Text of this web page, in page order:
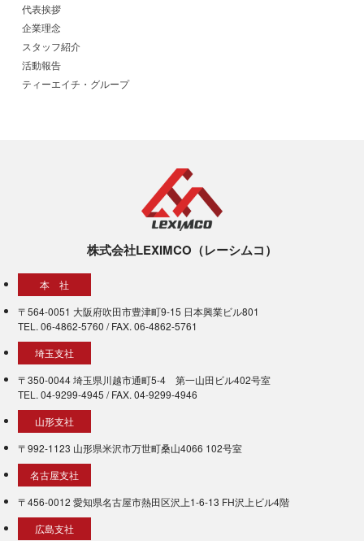
代表挨拶
企業理念
スタッフ紹介
活動報告
ティーエイチ・グループ
株式会社LEXIMCO（レーシムコ）
本 社
〒564-0051 大阪府吹田市豊津町9-15 日本興業ビル801
TEL. 06-4862-5760 / FAX. 06-4862-5761
埼玉支社
〒350-0044 埼玉県川越市通町5-4 第一山田ビル402号室
TEL. 04-9299-4945 / FAX. 04-9299-4946
山形支社
〒992-1123 山形県米沢市万世町桑山4066 102号室
名古屋支社
〒456-0012 愛知県名古屋市熱田区沢上1-6-13 FH沢上ビル4階
広島支社